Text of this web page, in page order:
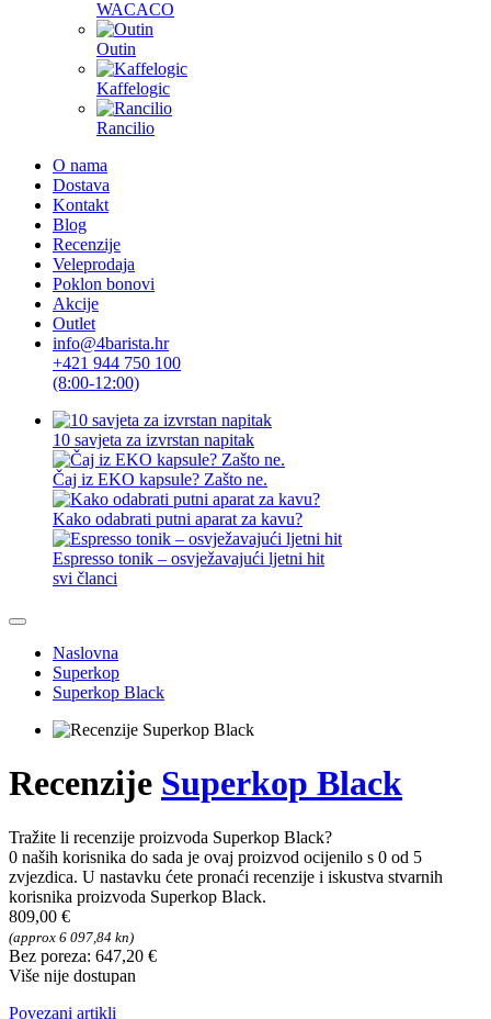
WACACO
Outin
Kaffelogic
Rancilio
O nama
Dostava
Kontakt
Blog
Recenzije
Veleprodaja
Poklon bonovi
Akcije
Outlet
info@4barista.hr
+421 944 750 100
(8:00-12:00)
10 savjeta za izvrstan napitak
Čaj iz EKO kapsule? Zašto ne.
Kako odabrati putni aparat za kavu?
Espresso tonik – osvježavajući ljetni hit
svi članci
Naslovna
Superkop
Superkop Black
Recenzije Superkop Black
Tražite li recenzije proizvoda Superkop Black?
0 naših korisnika do sada je ovaj proizvod ocijenilo s 0 od 5
zvjezdica. U nastavku ćete pronaći recenzije i iskustva stvarnih
korisnika proizvoda Superkop Black.
809,00 €
(approx 6 097,84 kn)
Bez poreza: 647,20 €
Više nije dostupan
Povezani artikli